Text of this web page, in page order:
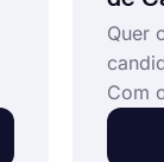
Quer
Com
pode